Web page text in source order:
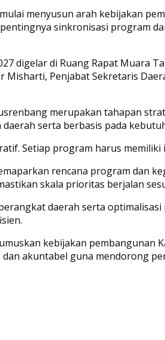
menyusun arah kebijakan
sinkronisasi
digelar di Ruang Rapat Muara
Misharti, Penjabat Sekretaris
merupakan tahapan
serta berbasis pada
Setiap program harus
rencana program dan
skala prioritas berjalan
daerah serta
kebijakan
akuntabel guna mendorong